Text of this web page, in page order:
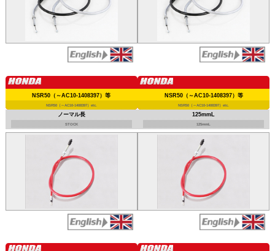
NSR50（～AC10-1408397）等
NSR50（～AC10-1408397）etc.
ノーマル長
STOCK
NSR50（～AC10-1408397）等
NSR50（～AC10-1408397）etc.
125mmL
125mmL